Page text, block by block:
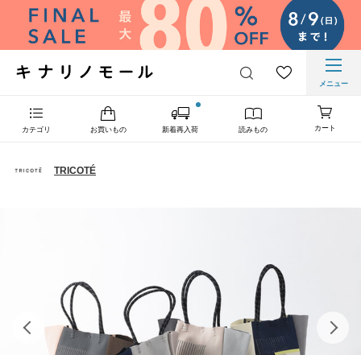
メニュー
カテゴリ お買いもの 新着再入荷 読みもの カート
TRICOTÉ